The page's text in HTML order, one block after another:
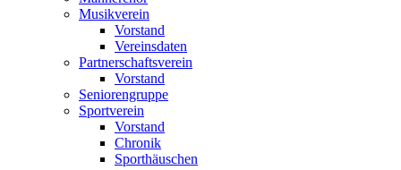
Musikverein
Vorstand
Vereinsdaten
Partnerschaftsverein
Vorstand
Seniorengruppe
Sportverein
Vorstand
Chronik
Sporthäuschen